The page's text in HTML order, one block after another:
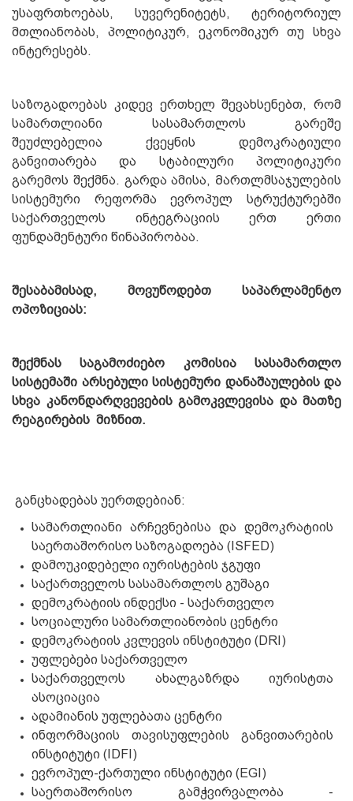
უსაფრთხოებას, სუვერენიტეტს, ტერიტორიულ
მთლიანობას, პოლიტიკურ, ეკონომიკურ თუ სხვა
ინტერესებს.
საზოგადოებას კიდევ ერთხელ შევახსენებთ, რომ
სამართლიანი სასამართლოს გარეშე
შეუძლებელია ქვეყნის დემოკრატიული
განვითარება და სტაბილური პოლიტიკური
გარემოს შექმნა. გარდა ამისა, Მართლმსაჯულების
სისტემური რეფორმა ევროპულ სტრუქტურებში
საქართველოს ინტეგრაციის ერთ ერთი
ფუნდამენტური წინაპირობაა.
შესაბამისად, მოვუწოდებთ საპარლამენტო
ოპოზიციას:
შექმნას საგამოძიებო კომისია სასამართლო
სისტემაში არსებული სისტემური დანაშაულების და
სხვა კანონდარღვევების გამოკვლევისა და მათზე
რეაგირების მიზნით.
განცხადებას უერთდებიან:
სამართლიანი არჩევნებისა და დემოკრატიის
საერთაშორისო საზოგადოება (ISFED)
დამოუკიდებელი იურისტების ჯგუფი
საქართველოს სასამართლოს გუშაგი
დემოკრატიის ინდექსი - საქართველო
სოციალური სამართლიანობის ცენტრი
დემოკრატიის კვლევის ინსტიტუტი (DRI)
უფლებები საქართველო
საქართველოს ახალგაზრდა იურისტთა
ასოციაცია
ადამიანის უფლებათა ცენტრი
ინფორმაციის თავისუფლების განვითარების
ინსტიტუტი (IDFI)
ევროპულ-ქართული ინსტიტუტი (EGI)
საერთაშორისო გამჭვირვალობა -